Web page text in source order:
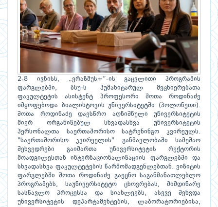
2-8 ივნისს, „ერაზმუს+“-ის გაცვლითი პროგრამის
ფარგლებში, ბსუ-ს ჰუმანიტარულ მეცნიერებათა
ფაკულტეტის ასისტენტ პროფესორი შოთა როდინაძე
იმყოფებოდა ბიალისტოკის უნივერსიტეტში (პოლონეთი).
შოთა როდინაძე დაესწრო აღნიშნული უნივერსიტეტის
მიერ ორგანიზებულ სხვადასხვა უნივერსიტეტის
პერსონალთა საერთაშორისო სატრენინგო კვირეულს.
"საერთაშორისო კვირეულის" განმავლობაში სამუშაო
შეხვედრები გაიმართა უნივერსიტეტის რექტორის
მოადგილესთან ინტერნაციონალიზაციის ფარგლებში და
სხვადასხვა ფაკულტეტების წარმომადგენლებთან. ვიზიტის
ფარგლებში შოთა როდინაძე გაეცნო საგანმანათლებლო
პროგრამებს, საუნივერსიტეტო ცხოვრებას, მიმდინარე
სასწავლო პროცესსა და სიახლეებს, ასევე შეხვდა
უნივერსიტეტის დეპარტამენტების, ლაბორატორიებისა,